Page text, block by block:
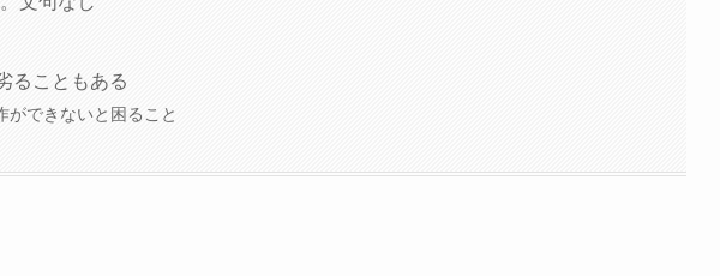
ることもある
ができないと困ること